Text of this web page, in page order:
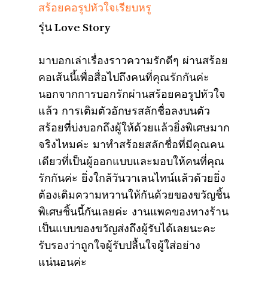
สร้อยคอรูปหัวใจเรียบหรู
รุ่น Love Story
มาบอกเล่าเรื่องราวความรักดีๆ ผ่านสร้อย
คอเส้นนี้เพื่อสื่อไปถึงคนที่คุณรักกันค่ะ
นอกจากการบอกรักผ่านสร้อยคอรูปหัวใจ
แล้ว การเติมตัวอักษรสลักชื่อลงบนตัว
สร้อยที่บ่งบอกถึงผู้ให้ด้วยแล้วยิ่งพิเศษมาก
จริงไหมค่ะ มาทำสร้อยสลักชื่อที่มีคุณคน
เดียวที่เป็นผู้ออกแบบและมอบให้คนที่คุณ
รักกันค่ะ ยิ่งใกล้วันวาเลนไทน์แล้วด้วยยิ่ง
ต้องเติมความหวานให้กันด้วยของขวัญชิ้น
พิเศษชิ้นนี้กันเลยค่ะ งานแพคของทางร้าน
เป็นแบบของขวัญส่งถึงผู้รับได้เลยนะคะ
รับรองว่าถูกใจผู้รับปลื้นใจผู้ใส่อย่าง
แน่นอนค่ะ